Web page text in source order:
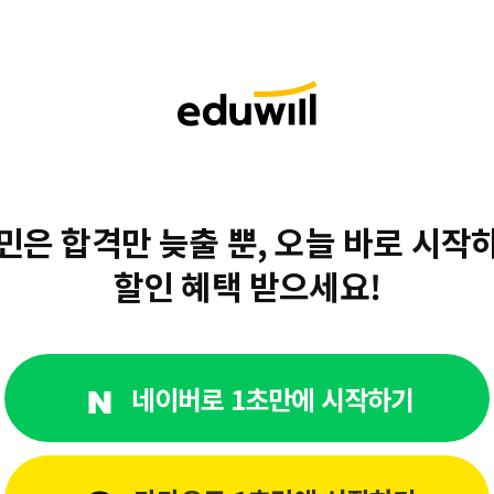
은 합격만 늦출 뿐,오늘 바로 시작
할인 혜택 받으세요!
네이버로 1초만에 시작하기